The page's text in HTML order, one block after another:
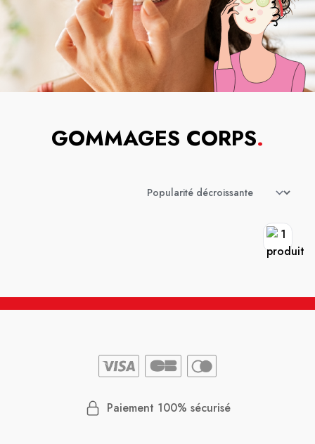
GOMMAGES CORPS.
Paiement 100% sécurisé